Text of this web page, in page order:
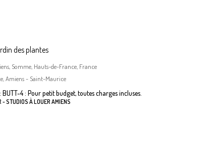
des plantes
Somme, Hauts-de-France, France
Amiens - Saint-Maurice
BUTT-4 : Pour petit budget, toutes charges incluses.
- STUDIOS À LOUER AMIENS